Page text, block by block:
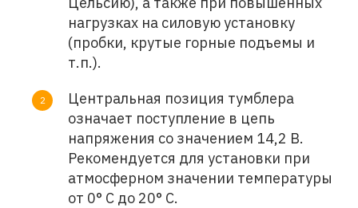
нагрузках на силовую установку
(пробки, крутые горные подъемы и
т.п.).
Центральная позиция тумблера
означает поступление в цепь
напряжения со значением 14,2 В.
Рекомендуется для установки при
атмосферном значении температуры
от 0° С до 20° С.